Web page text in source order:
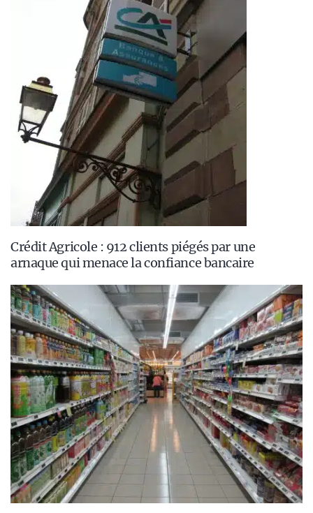
Crédit Agricole : 912 clients piégés par une
arnaque qui menace la confiance bancaire